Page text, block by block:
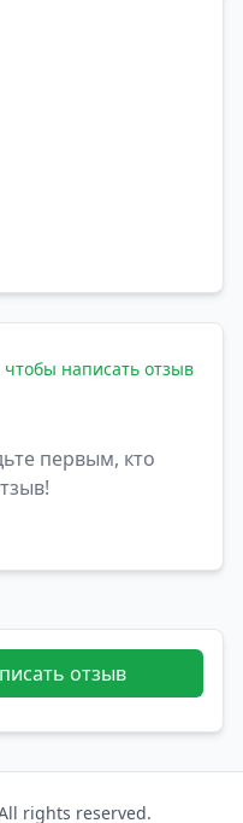
чтобы написать отзыв
первым, кто
отзыв
rights reserved.